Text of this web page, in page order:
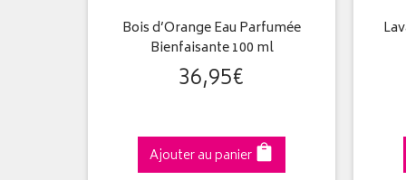
Bois d’Orange Eau Parfumée
Bienfaisante 100 ml
36,95€
Ajouter au panier